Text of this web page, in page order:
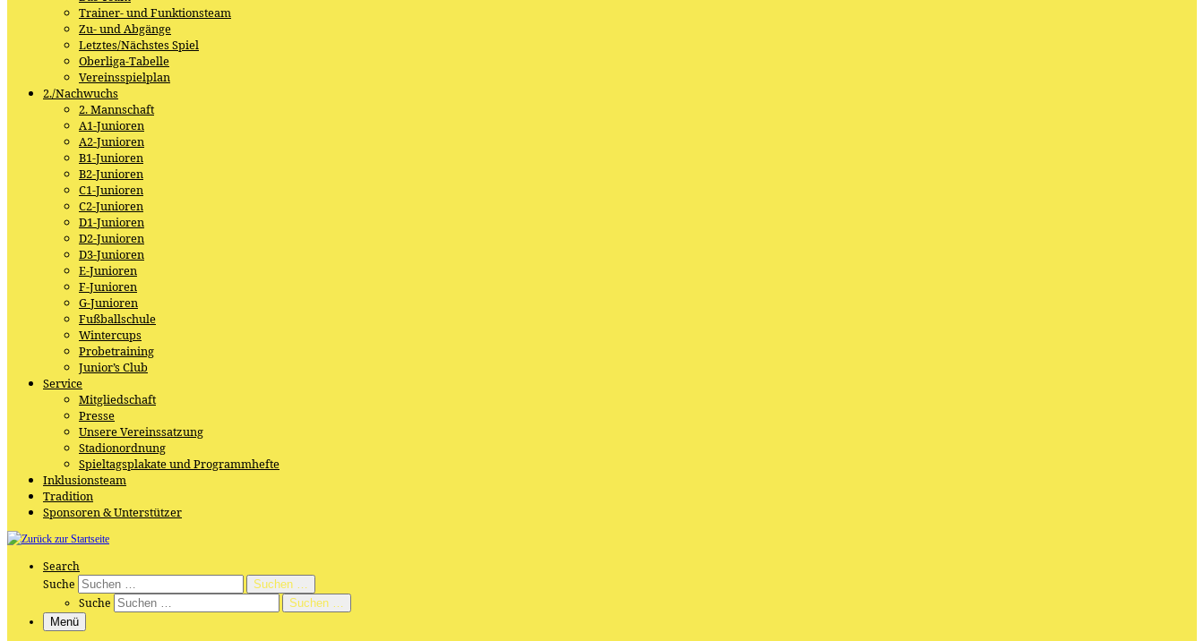
Trainer- und Funktionsteam
Zu- und Abgänge
Letztes/Nächstes Spiel
Oberliga-Tabelle
Vereinsspielplan
2./Nachwuchs
2. Mannschaft
A1-Junioren
A2-Junioren
B1-Junioren
B2-Junioren
C1-Junioren
C2-Junioren
D1-Junioren
D2-Junioren
D3-Junioren
E-Junioren
F-Junioren
G-Junioren
Fußballschule
Wintercups
Probetraining
Junior’s Club
Service
Mitgliedschaft
Presse
Unsere Vereinssatzung
Stadionordnung
Spieltagsplakate und Programmhefte
Inklusionsteam
Tradition
Sponsoren & Unterstützer
Search
Suche
Suchen …
Suche
Suchen …
Menü